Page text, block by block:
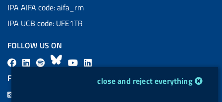
cookie management moduleclose and reject everything
IPA AIFA code: aifa_rm
IPA UCB code: UFE1TR
FOLLOW US ON
F
L
B
Y
FEED RSS